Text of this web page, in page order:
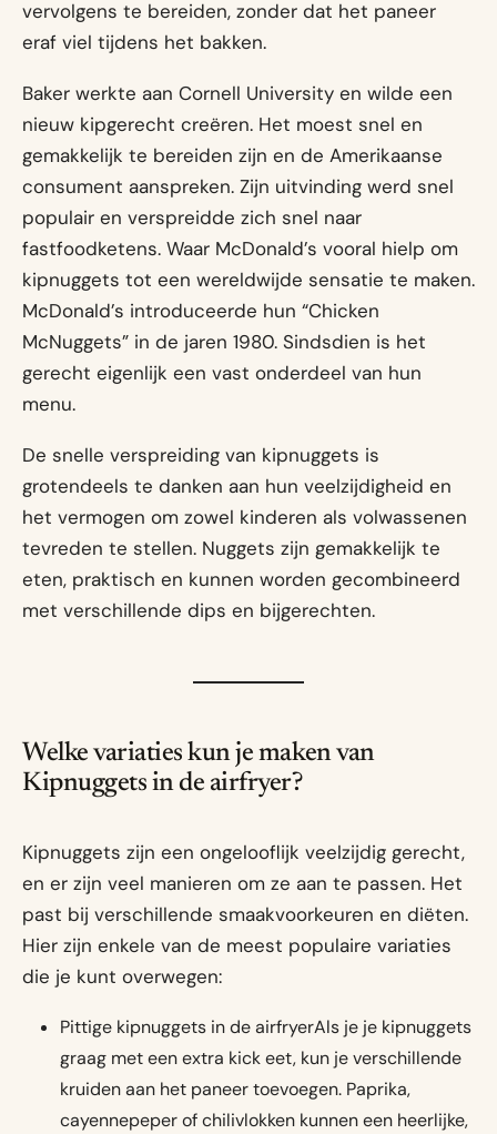
vervolgens te bereiden, zonder dat het paneer
eraf viel tijdens het bakken.
Baker werkte aan Cornell University en wilde een
nieuw kipgerecht creëren. Het moest snel en
gemakkelijk te bereiden zijn en de Amerikaanse
consument aanspreken. Zijn uitvinding werd snel
populair en verspreidde zich snel naar
fastfoodketens. Waar McDonald’s vooral hielp om
kipnuggets tot een wereldwijde sensatie te maken.
McDonald’s introduceerde hun “Chicken
McNuggets” in de jaren 1980. Sindsdien is het
gerecht eigenlijk een vast onderdeel van hun
menu.
De snelle verspreiding van kipnuggets is
grotendeels te danken aan hun veelzijdigheid en
het vermogen om zowel kinderen als volwassenen
tevreden te stellen. Nuggets zijn gemakkelijk te
eten, praktisch en kunnen worden gecombineerd
met verschillende dips en bijgerechten.
Welke variaties kun je maken van
Kipnuggets in de airfryer?
Kipnuggets zijn een ongelooflijk veelzijdig gerecht,
en er zijn veel manieren om ze aan te passen. Het
past bij verschillende smaakvoorkeuren en diëten.
Hier zijn enkele van de meest populaire variaties
die je kunt overwegen:
Pittige kipnuggets in de airfryerAls je je kipnuggets
graag met een extra kick eet, kun je verschillende
kruiden aan het paneer toevoegen. Paprika,
cayennepeper of chilivlokken kunnen een heerlijke,